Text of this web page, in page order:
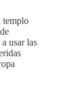
templo
usar las